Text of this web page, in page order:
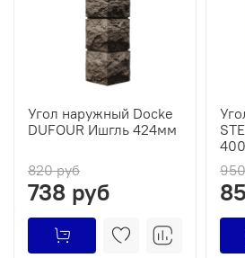
Угол наружный Docke
DUFOUR Ишгль 424мм
820 руб
738 руб